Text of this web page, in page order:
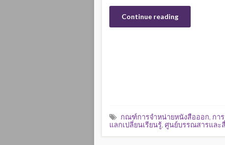
Continue reading
กณฑ์การจำหน่ายหนังสือออก, กา
แลกเปลี่ยนเรียนรู้, ศูนย์บรรณสารและ